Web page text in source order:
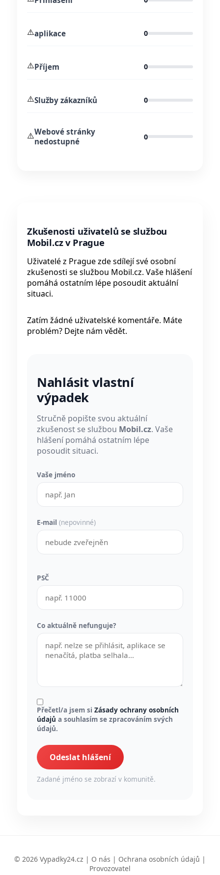
⚠️aplikace 0
⚠️Příjem 0
⚠️Služby zákazníků 0
⚠️Webové stránky
nedostupné
0
Zkušenosti uživatelů se službou
Mobil.cz v Prague
Uživatelé z Prague zde sdílejí své osobní
zkušenosti se službou Mobil.cz. Vaše hlášení
pomáhá ostatním lépe posoudit aktuální
situaci.
Zatím žádné uživatelské komentáře. Máte
problém? Dejte nám vědět.
Nahlásit vlastní
výpadek
Stručně popište svou aktuální
zkušenost se službou Mobil.cz. Vaše
hlášení pomáhá ostatním lépe
posoudit situaci.
Vaše jméno
E-mail (nepovinné)
PSČ
Co aktuálně nefunguje?
Přečetl/a jsem si Zásady ochrany osobních
údajů a souhlasím se zpracováním svých
údajů.
Odeslat hlášení
Zadané jméno se zobrazí v komunitě.
© 2026 Vypadky24.cz | O nás | Ochrana osobních údajů |
Provozovatel